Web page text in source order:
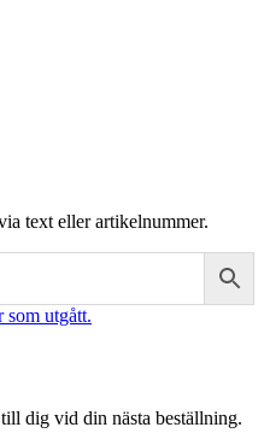
text eller artikelnummer.
utgått.
dig vid din nästa beställning.